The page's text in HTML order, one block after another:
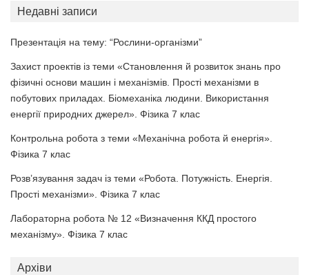
Недавні записи
Презентація на тему: “Рослини-організми”
Захист проектів із теми «Становлення й розвиток знань про
фізичні основи машин і механізмів. Прості механізми в
побутових приладах. Біомеханіка людини. Використання
енергії природних джерел». Фізика 7 клас
Контрольна робота з теми «Механічна робота й енергія».
Фізика 7 клас
Розв’язування задач із теми «Робота. Потужність. Енергія.
Прості механізми». Фізика 7 клас
Лабораторна робота № 12 «Визначення ККД простого
механізму». Фізика 7 клас
Архіви